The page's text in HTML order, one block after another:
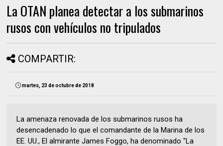
La OTAN planea detectar a los submarinos
rusos con vehículos no tripulados
COMPARTIR:
martes, 23 de octubre de 2018
La amenaza renovada de los submarinos rusos ha
desencadenado lo que el comandante de la Marina de los
EE. UU., El almirante James Foggo, ha denominado "La